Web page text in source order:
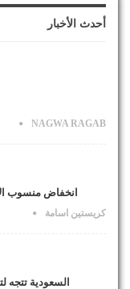
أحدث الأخبار
NAGWA RAGAB
انخفاض منسوب
كريستين اسامة
السعودية تتجه